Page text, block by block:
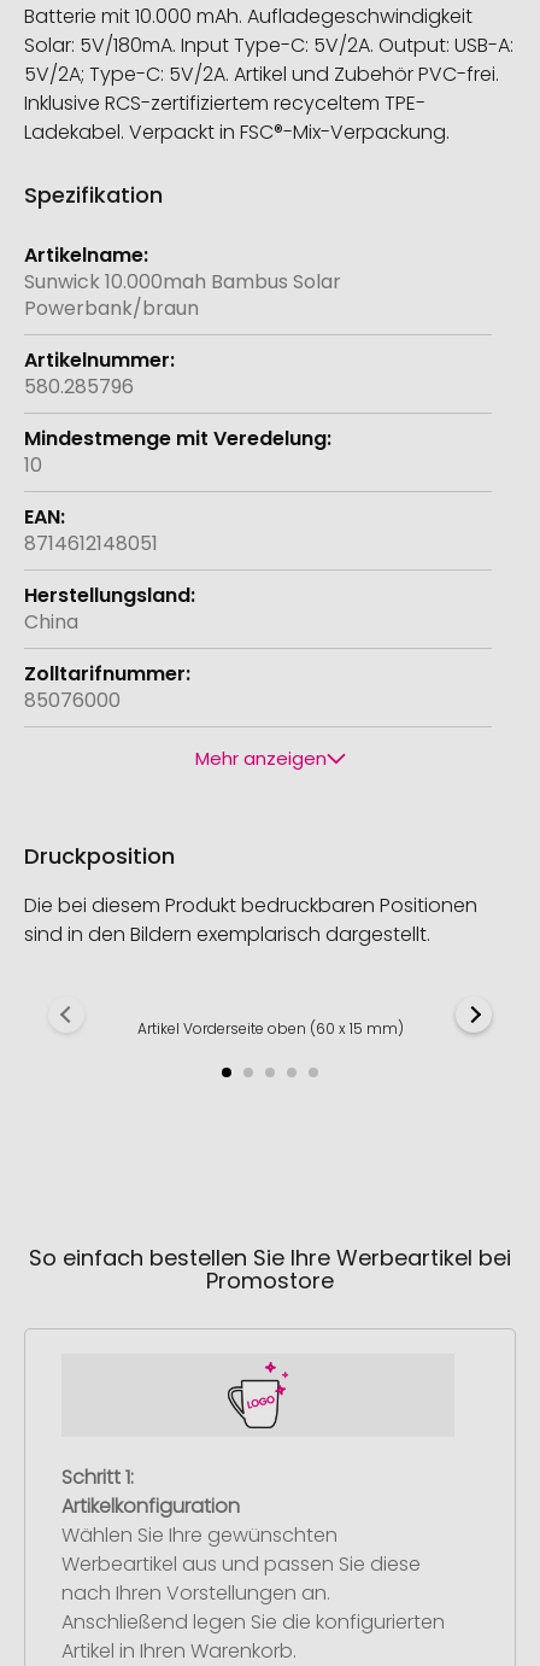
Batterie mit 10.000 mAh. Aufladegeschwindigkeit
Solar: 5V/180mA. Input Type-C: 5V/2A. Output: USB-A:
5V/2A; Type-C: 5V/2A. Artikel und Zubehör PVC-frei.
Inklusive RCS-zertifiziertem recyceltem TPE-
Ladekabel. Verpackt in FSC®-Mix-Verpackung.
Spezifikation
Weitere
Informationen
Sunwick 10.000mah Bambus Solar
Powerbank/braun
580.285796
10
8714612148051
China
85076000
Mehr anzeigen
Druckposition
Die bei diesem Produkt bedruckbaren Positionen
sind in den Bildern exemplarisch dargestellt.
Artikel Vorderseite oben (60 x 15 mm)
So einfach bestellen Sie Ihre Werbeartikel bei
Promostore
Schritt 1:
Artikelkonfiguration
Wählen Sie Ihre gewünschten
Werbeartikel aus und passen Sie diese
nach Ihren Vorstellungen an.
Anschließend legen Sie die konfigurierten
Artikel in Ihren Warenkorb.